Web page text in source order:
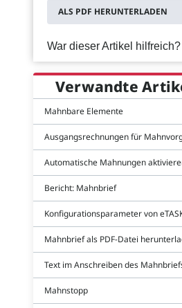
ALS PDF HERUNTERLADEN
War dieser Artikel hilfreich?
Verwandte
Mahnbare Elemente
Ausgangsrechnungen für
Automatische Mahnungen
Bericht: Mahnbrief
Konfigurationsparameter von
Mahnbrief als PDF-Datei
Text im Anschreiben des
Mahnstopp